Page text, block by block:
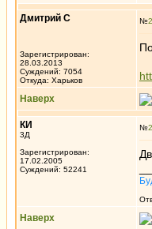
Дмитрий С
Зарегистрирован:
28.03.2013
Суждений: 7054
Откуда: Харьков
№
Наверх
КИ
3Д
Зарегистрирован:
17.02.2005
Суждений: 52241
№
Наверх